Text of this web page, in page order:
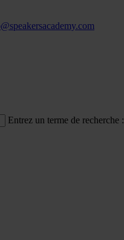
Entrez un terme de recherche :